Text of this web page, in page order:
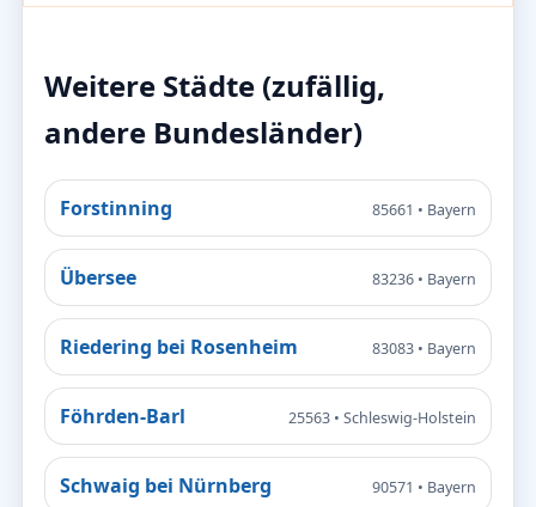
Weitere Städte (zufällig,
andere Bundesländer)
Forstinning 85661 • Bayern
Übersee 83236 • Bayern
Riedering bei Rosenheim 83083 • Bayern
Föhrden-Barl 25563 • Schleswig-Holstein
Schwaig bei Nürnberg 90571 • Bayern